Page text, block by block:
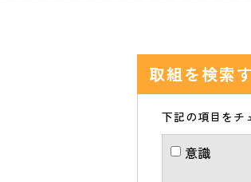
取組を検索
下記の項目をチ
意識